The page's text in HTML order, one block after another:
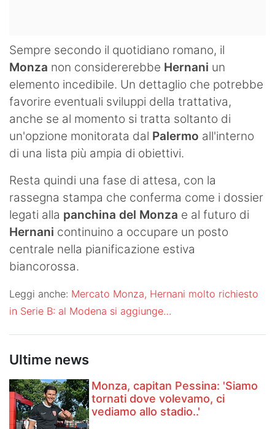
Sempre secondo il quotidiano romano, il
Monza non considererebbe Hernani un
elemento incedibile. Un dettaglio che potrebbe
favorire eventuali sviluppi della trattativa,
anche se al momento si tratta soltanto di
un'opzione monitorata dal Palermo all'interno
di una lista più ampia di obiettivi.
Resta quindi una fase di attesa, con la
rassegna stampa che conferma come i dossier
legati alla panchina del Monza e al futuro di
Hernani continuino a occupare un posto
centrale nella pianificazione estiva
biancorossa.
Leggi anche: Mercato Monza, Hernani molto richiesto
in Serie B: al Modena si aggiunge…
Ultime news
Monza, capitan Pessina: 'Siamo
tornati dove volevamo, ci
vediamo allo stadio..'